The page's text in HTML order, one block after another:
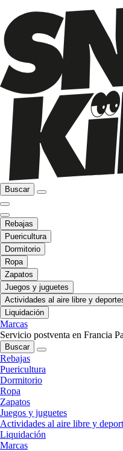
Buscar
Rebajas
Puericultura
Dormitorio
Ropa
Zapatos
Juegos y juguetes
Actividades al aire libre y
Liquidación
Marcas
Servicio postventa en Francia
Buscar
Rebajas
Puericultura
Dormitorio
Ropa
Zapatos
Juegos y juguetes
Actividades al aire libre y
Liquidación
Marcas